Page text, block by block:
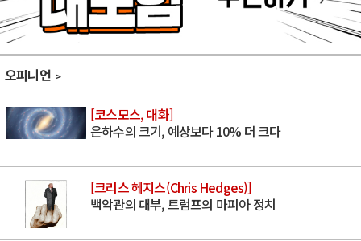
오피니언
[코스모스, 대화]
은하수의 크기, 예상보다 10% 더 크다
[크리스 헤지스(Chris Hedges)]
백악관의 대부, 트럼프의 마피아 정치